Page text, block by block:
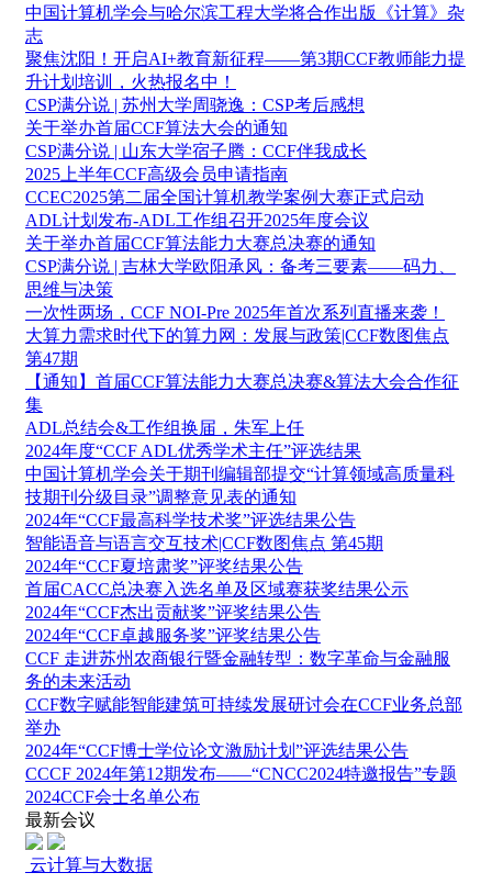
中国计算机学会与哈尔滨工程大学将合作出版《计算》杂
志
聚焦沈阳！开启AI+教育新征程——第3期CCF教师能力提
升计划培训，火热报名中！
CSP满分说 | 苏州大学周骁逸：CSP考后感想
关于举办首届CCF算法大会的通知
CSP满分说 | 山东大学宿子腾：CCF伴我成长
2025上半年CCF高级会员申请指南
CCEC2025第二届全国计算机教学案例大赛正式启动
ADL计划发布-ADL工作组召开2025年度会议
关于举办首届CCF算法能力大赛总决赛的通知
CSP满分说 | 吉林大学欧阳承风：备考三要素——码力、
思维与决策
一次性两场，CCF NOI-Pre 2025年首次系列直播来袭！
大算力需求时代下的算力网：发展与政策|CCF数图焦点
第47期
【通知】首届CCF算法能力大赛总决赛&算法大会合作征
集
ADL总结会&工作组换届，朱军上任
2024年度“CCF ADL优秀学术主任”评选结果
中国计算机学会关于期刊编辑部提交“计算领域高质量科
技期刊分级目录”调整意见表的通知
2024年“CCF最高科学技术奖”评选结果公告
智能语音与语言交互技术|CCF数图焦点 第45期
2024年“CCF夏培肃奖”评奖结果公告
首届CACC总决赛入选名单及区域赛获奖结果公示
2024年“CCF杰出贡献奖”评奖结果公告
2024年“CCF卓越服务奖”评奖结果公告
CCF 走进苏州农商银行暨金融转型：数字革命与金融服
务的未来活动
CCF数字赋能智能建筑可持续发展研讨会在CCF业务总部
举办
2024年“CCF博士学位论文激励计划”评选结果公告
CCCF 2024年第12期发布——“CNCC2024特邀报告”专题
2024CCF会士名单公布
最新会议
云计算与大数据